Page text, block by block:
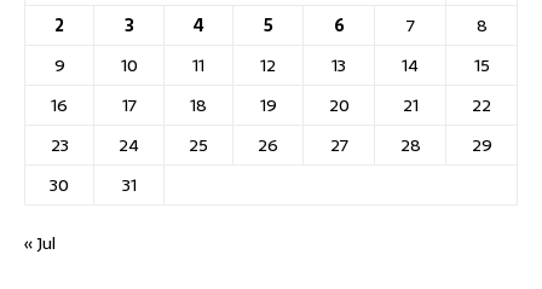
2
3 4 5 6 7
8
9
10 11 12 13 14
15
16
17 18 19 20 21
22
23
24 25 26 27 28
29
30
31
« Jul